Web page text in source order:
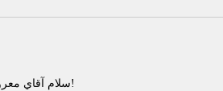
سلام آقاي معروفي..سال نو مبارك..بهاريه تون چه قشنگه!